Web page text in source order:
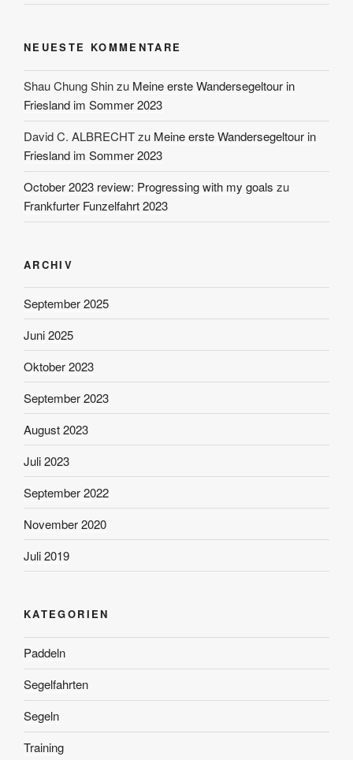
NEUESTE KOMMENTARE
Shau Chung Shinzu Meine erste Wandersegeltour in
Friesland im Sommer 2023
David C. ALBRECHTzu Meine erste Wandersegeltour in
Friesland im Sommer 2023
October 2023 review: Progressing with my goals zu
Frankfurter Funzelfahrt 2023
ARCHIV
September 2025
Juni 2025
Oktober 2023
September 2023
August 2023
Juli 2023
September 2022
November 2020
Juli 2019
KATEGORIEN
Paddeln
Segelfahrten
Segeln
Training